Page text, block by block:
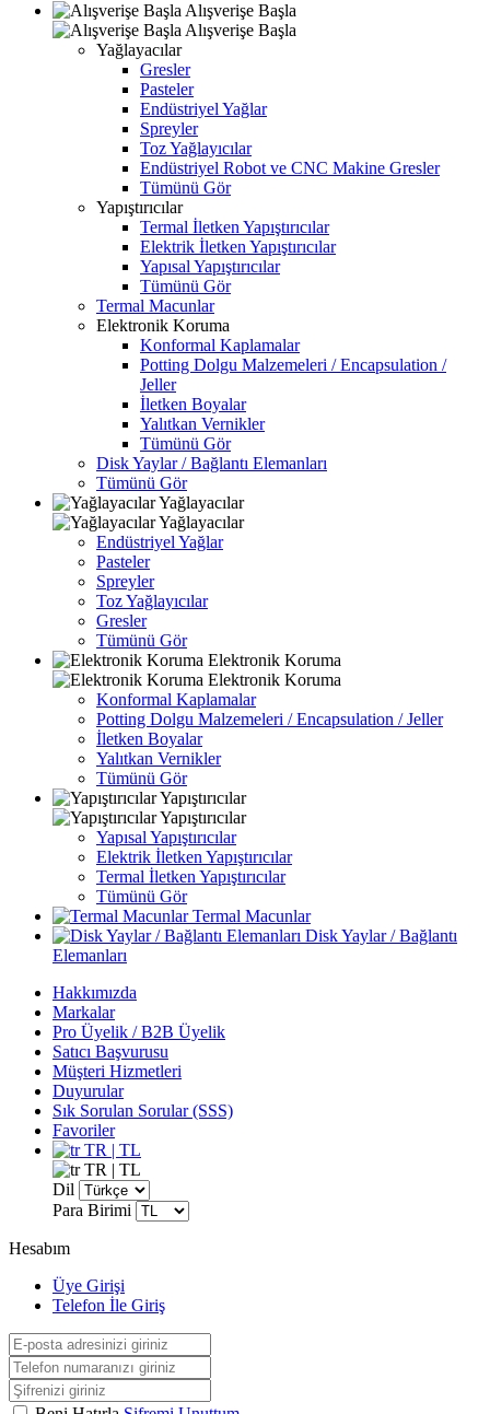
Alışverişe Başla
Alışverişe Başla
Yağlayacılar
Gresler
Pasteler
Endüstriyel Yağlar
Spreyler
Toz Yağlayıcılar
Endüstriyel Robot ve CNC Makine Gresler
Tümünü Gör
Yapıştırıcılar
Termal İletken Yapıştırıcılar
Elektrik İletken Yapıştırıcılar
Yapısal Yapıştırıcılar
Tümünü Gör
Termal Macunlar
Elektronik Koruma
Konformal Kaplamalar
Potting Dolgu Malzemeleri / Encapsulation /
Jeller
İletken Boyalar
Yalıtkan Vernikler
Tümünü Gör
Disk Yaylar / Bağlantı Elemanları
Tümünü Gör
Yağlayacılar
Yağlayacılar
Endüstriyel Yağlar
Pasteler
Spreyler
Toz Yağlayıcılar
Gresler
Tümünü Gör
Elektronik Koruma
Elektronik Koruma
Konformal Kaplamalar
Potting Dolgu Malzemeleri / Encapsulation / Jeller
İletken Boyalar
Yalıtkan Vernikler
Tümünü Gör
Yapıştırıcılar
Yapıştırıcılar
Yapısal Yapıştırıcılar
Elektrik İletken Yapıştırıcılar
Termal İletken Yapıştırıcılar
Tümünü Gör
Termal Macunlar
Disk Yaylar / Bağlantı
Elemanları
Hakkımızda
Markalar
Pro Üyelik / B2B Üyelik
Satıcı Başvurusu
Müşteri Hizmetleri
Duyurular
Sık Sorulan Sorular (SSS)
Favoriler
TR | TL
TR | TL
Dil
Para Birimi
Hesabım
Üye Girişi
Telefon İle Giriş